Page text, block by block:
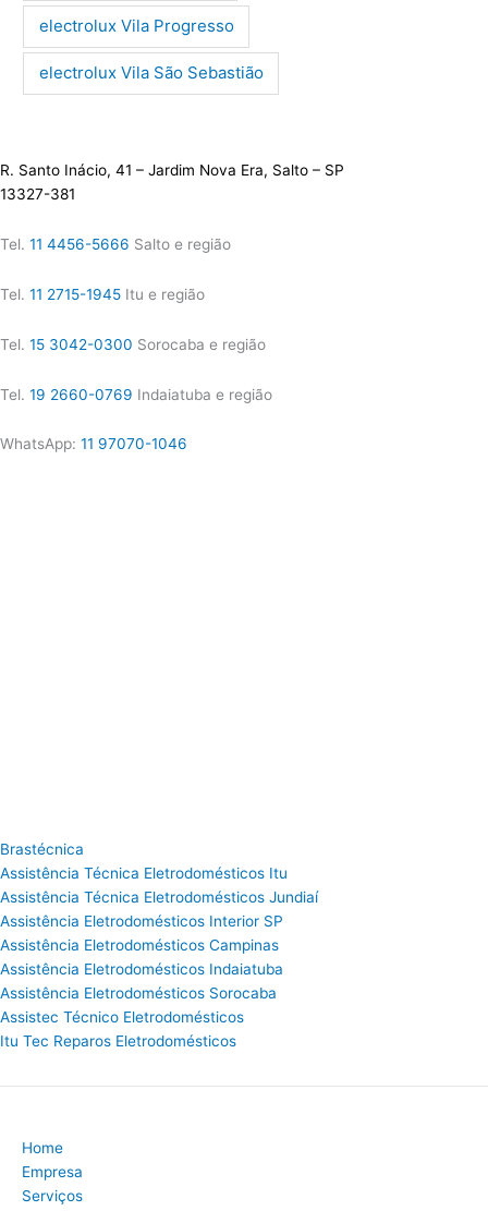
electrolux Vila Progresso
electrolux Vila São Sebastião
R. Santo Inácio, 41 – Jardim Nova Era, Salto – SP
13327-381
Tel. 11 4456-5666 Salto e região
Tel. 11 2715-1945 Itu e região
Tel. 15 3042-0300 Sorocaba e região
Tel. 19 2660-0769 Indaiatuba e região
WhatsApp: 11 97070-1046
Brastécnica
Assistência Técnica Eletrodomésticos Itu
Assistência Técnica Eletrodomésticos Jundiaí
Assistência Eletrodomésticos Interior SP
Assistência Eletrodomésticos Campinas
Assistência Eletrodomésticos Indaiatuba
Assistência Eletrodomésticos Sorocaba
Assistec Técnico Eletrodomésticos
Itu Tec Reparos Eletrodomésticos
Home
Empresa
Serviços